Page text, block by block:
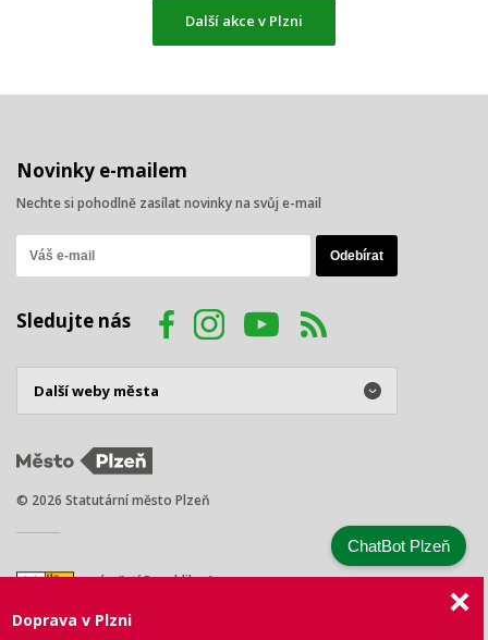
Další akce v Plzni
Novinky e-mailem
Nechte si pohodlně zasílat novinky na svůj e-mail
Sledujte nás
© 2026 Statutární město Plzeň
náměstí Republiky 1
Tel.: +420 378 031 111
Doprava v Plzni
ChatBot Plzeň